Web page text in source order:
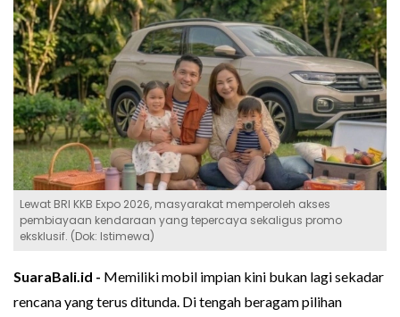
Lewat BRI KKB Expo 2026, masyarakat memperoleh akses
pembiayaan kendaraan yang tepercaya sekaligus promo
eksklusif. (Dok: Istimewa)
SuaraBali.id - Memiliki mobil impian kini bukan lagi sekadar
rencana yang terus ditunda. Di tengah beragam pilihan